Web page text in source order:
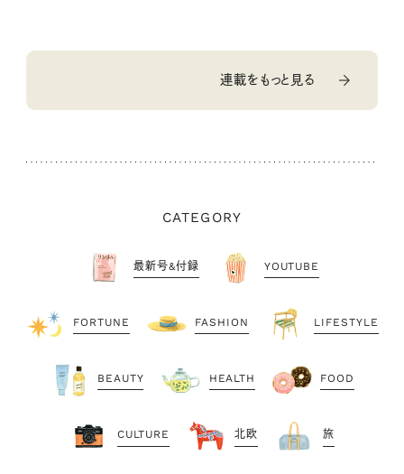
連載をもっと見る
CATEGORY
最新号&付録 YOUTUBE
FORTUNE FASHION LIFESTYLE
BEAUTY HEALTH FOOD
CULTURE 北欧 旅